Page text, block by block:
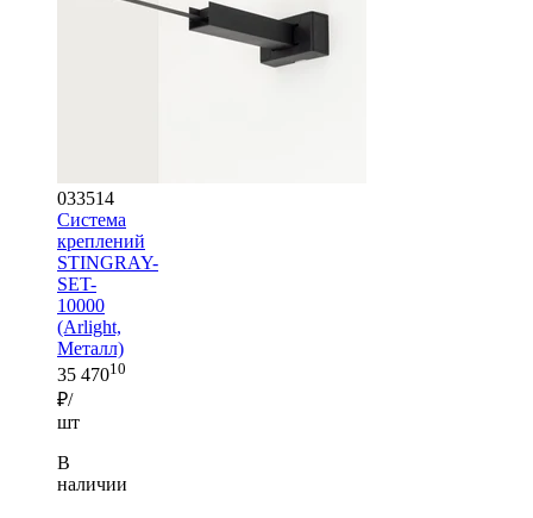
033514
Система
креплений
STINGRAY-
SET-
10000
(Arlight,
Металл)
35 47010
₽/
шт
В
наличии